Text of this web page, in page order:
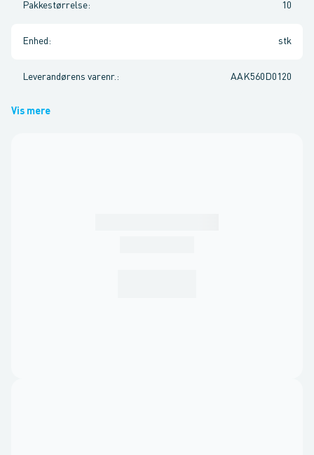
Pakkestørrelse: 10
Enhed : stk
Leverandørens varenr. : AAK560D0120
Vis mere